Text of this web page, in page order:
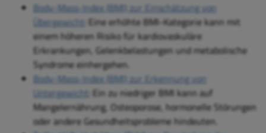
Body-Mass-Index (BMI) zur Einschätzung von
Übergewicht : Eine erhöhte BMI-Kategorie kann mit
einem höheren Risiko für kardiovaskuläre
Erkrankungen, Gelenkbelastungen und metabolische
Syndrome einhergehen.
Body-Mass-Index (BMI) zur Erkennung von
Untergewicht : Ein zu niedriger BMI kann auf
Mangelernährung, Osteoporose, hormonelle Störungen
oder andere Gesundheitsprobleme hindeuten.